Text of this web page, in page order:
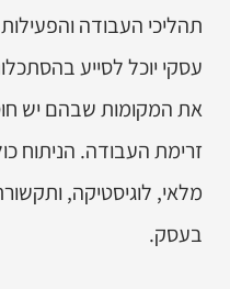
תהליכי העבודה
עסקי יוכל לסייע
את המקומות שבהם יש
זרימת העבודה. הניתוח
מלאי, לוגיסטיקה,
בעסק.